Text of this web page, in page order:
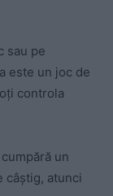
sau pe
este un joc de
controla
un
câștig, atunci